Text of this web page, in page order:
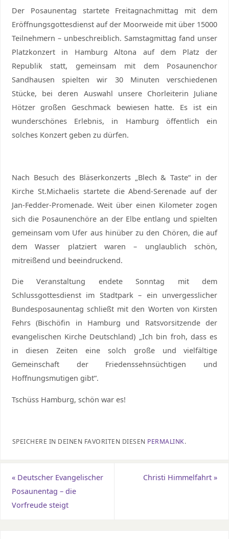
Der Posaunentag startete Freitagnachmittag mit dem
Eröffnungsgottesdienst auf der Moorweide mit über 15000
Teilnehmern – unbeschreiblich. Samstagmittag fand unser
Platzkonzert in Hamburg Altona auf dem Platz der
Republik statt, gemeinsam mit dem Posaunenchor
Sandhausen spielten wir 30 Minuten verschiedenen
Stücke, bei deren Auswahl unsere Chorleiterin Juliane
Hötzer großen Geschmack bewiesen hatte. Es ist ein
wunderschönes Erlebnis, in Hamburg öffentlich ein
solches Konzert geben zu dürfen.
Nach Besuch des Bläserkonzerts „Blech & Taste“ in der
Kirche St.Michaelis startete die Abend-Serenade auf der
Jan-Fedder-Promenade. Weit über einen Kilometer zogen
sich die Posaunenchöre an der Elbe entlang und spielten
gemeinsam vom Ufer aus hinüber zu den Chören, die auf
dem Wasser platziert waren – unglaublich schön,
mitreißend und beeindruckend.
Die Veranstaltung endete Sonntag mit dem
Schlussgottesdienst im Stadtpark – ein unvergesslicher
Bundesposaunentag schließt mit den Worten von Kirsten
Fehrs (Bischöfin in Hamburg und Ratsvorsitzende der
evangelischen Kirche Deutschland) „Ich bin froh, dass es
in diesen Zeiten eine solch große und vielfältige
Gemeinschaft der Friedenssehnsüchtigen und
Hoffnungsmutigen gibt“.
Tschüss Hamburg, schön war es!
SPEICHERE IN DEINEN FAVORITEN DIESEN PERMALINK.
«Deutscher Evangelischer
Posaunentag – die
Vorfreude steigt
Christi Himmelfahrt»